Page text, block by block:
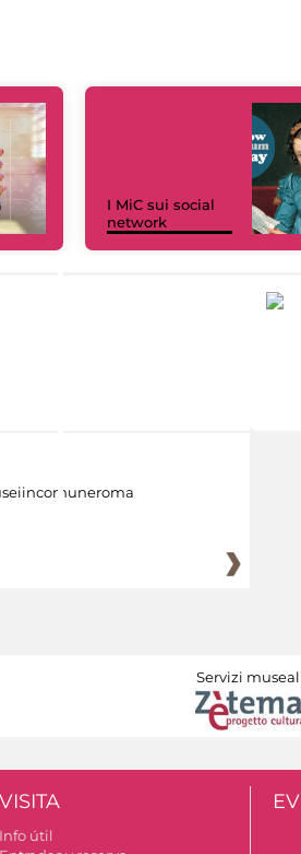
I MiC sui social
network
Servizi
VISITA
Info útil